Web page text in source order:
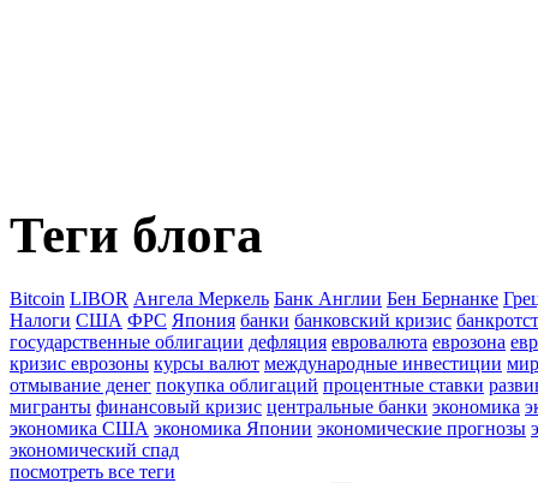
Теги блога
Bitcoin LIBOR Ангела Меркель Банк Англии Бен Бернанке
Налоги США ФРС Япония банки банковский кризис
государственные облигации дефляция евровалюта еврозона
кризис еврозоны курсы валют международные инвестиции
отмывание денег покупка облигаций процентные ставки
мигранты финансовый кризис центральные банки экономика
экономика США экономика Японии экономические прогнозы
экономический спад
посмотреть все теги